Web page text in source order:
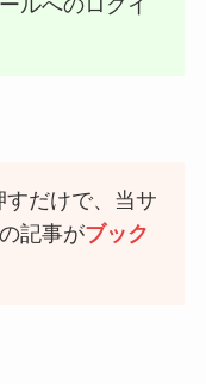
ルへのログイ
すだけで、当サ
記事がブック